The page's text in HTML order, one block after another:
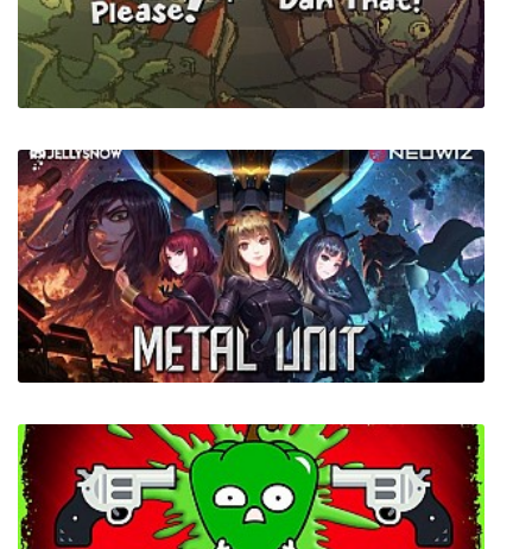
The Wind and Wilting Blossom
Time Gentlemen Please + Ben There Dan
That